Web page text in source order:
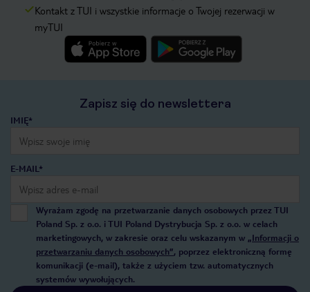
Kontakt z TUI i wszystkie informacje o Twojej rezerwacji w
myTUI
Zapisz się do newslettera
IMIĘ*
E-MAIL*
Wyrażam zgodę na przetwarzanie danych osobowych przez TUI
Poland Sp. z o.o. i TUI Poland Dystrybucja Sp. z o.o. w celach
marketingowych, w zakresie oraz celu wskazanym w „Informacji o
przetwarzaniu danych osobowych”, poprzez elektroniczną formę
komunikacji (e-mail), także z użyciem tzw. automatycznych
systemów wywołujących.